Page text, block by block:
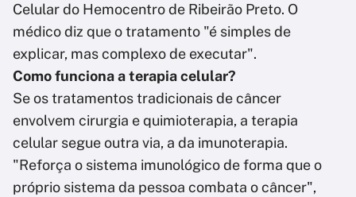
Celular do Hemocentro de Ribeirão Preto. O
médico diz que o tratamento "é simples de
explicar, mas complexo de executar".
Como funciona a terapia celular?
Se os tratamentos tradicionais de câncer
envolvem cirurgia e quimioterapia, a terapia
celular segue outra via, a da imunoterapia.
"Reforça o sistema imunológico de forma que o
próprio sistema da pessoa combata o câncer",